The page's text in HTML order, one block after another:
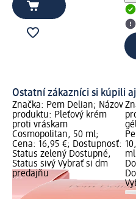
Ostatní zákazníci si kúpili aj
Značka: Pem Delian; Názov
produktu: Pleťový krém
proti vráskam
Cosmopolitan, 50 ml;
Cena: 16,95 €; Dostupnosť:
Status zelený Dostupné,
Status sivý Vybrať si dm
predajňu